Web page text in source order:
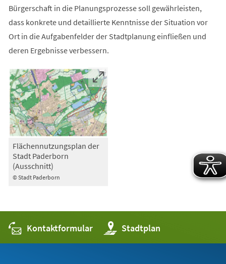
Bürgerschaft in die Planungsprozesse soll gewährleisten,
dass konkrete und detaillierte Kenntnisse der Situation vor
Ort in die Aufgabenfelder der Stadtplanung einfließen und
deren Ergebnisse verbessern.
© Stadt Paderborn
Flächennutzungsplan der
Stadt Paderborn
(Ausschnitt)
Kontaktformular Stadtplan
(Öffnet
in
einem